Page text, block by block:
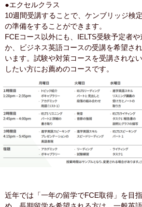
●エクセルクラス
10週間受講することで、ケンブリッジ検
の準備をすることができます。
FCEコース以外にも、IELTS受験予定者
か、ビジネス英語コースの受講を希望さ
います。試験や対策コースを受講されな
したい方にお薦めのコースです。
近年では「一年の留学でFCE取得」を目